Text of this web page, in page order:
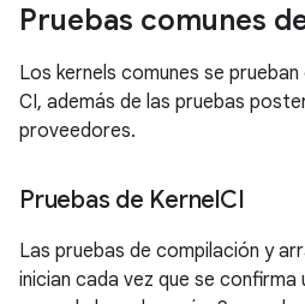
Pruebas comunes
Los kernels comunes se
CI, además de las pruebas
proveedores.
Pruebas de KernelCI
Las pruebas de compilación y
inician cada vez que se confirma